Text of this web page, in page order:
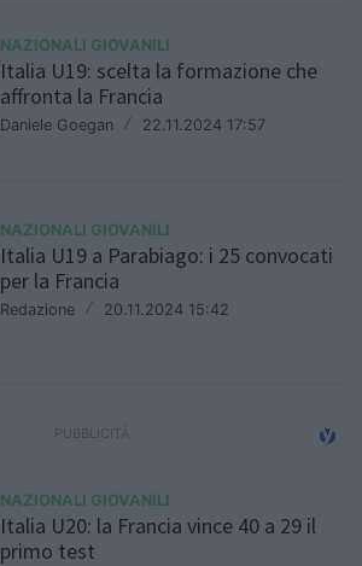
NAZIONALI GIOVANILI
Italia U19: scelta la formazione che
affronta la Francia
Daniele Goegan / 22.11.2024 17:57
NAZIONALI GIOVANILI
Italia U19 a Parabiago: i 25 convocati
per la Francia
Redazione / 20.11.2024 15:42
NAZIONALI GIOVANILI
Italia U20: la Francia vince 40 a 29 il
primo test